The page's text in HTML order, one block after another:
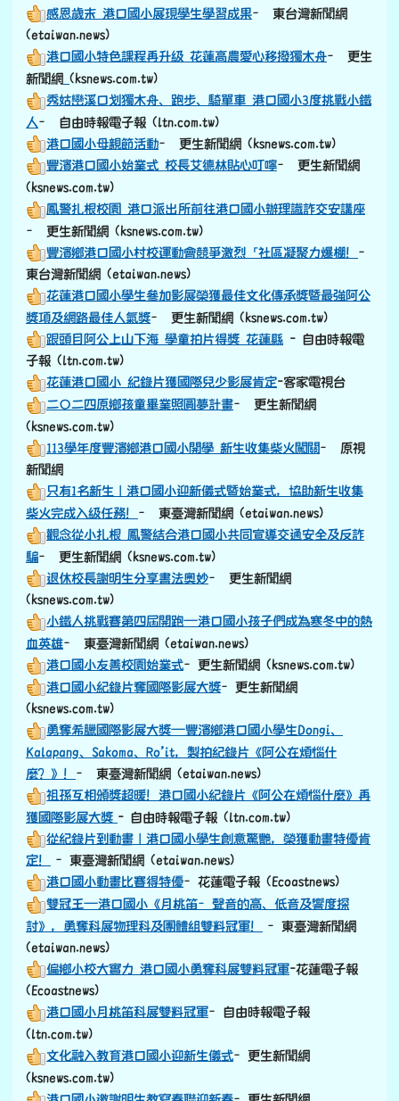
感恩歲末 港口國小展現學生學習成果– 東台灣新聞網
(etaiwan.news)
港口國小特色課程再升級 花蓮高農愛心移撥獨木舟– 更生
新聞網 link to https://old.ksnews.com.tw/v2024052007/
(ksnews.com.tw)
秀姑巒溪口划獨木舟、跑步、騎單車 港口國小3度挑戰小鐵
人– 自由時報電子報 (ltn.com.tw)
港口國小母親節活動– 更生新聞網 (ksnews.com.tw)
豐濱港口國小始業式 校長艾德林貼心叮嚀– 更生新聞網
(ksnews.com.tw)
鳳警扎根校園 港口派出所前往港口國小辦理識詐交安講座
– 更生新聞網 (ksnews.com.tw)
豐濱鄉港口國小村校運動會競爭激烈「社區凝聚力爆棚！ –
東台灣新聞網 (etaiwan.news)
花蓮港口國小學生參加影展榮獲最佳文化傳承獎暨最強阿公
獎項及網路最佳人氣獎– 更生新聞網 (ksnews.com.tw)
跟頭目阿公上山下海 學童拍片得獎 花蓮縣 - 自由時報電
子報 (ltn.com.tw)
花蓮港口國小 紀錄片獲國際兒少影展肯定-客家電視台
二〇二四原鄉孩童畢業照圓夢計畫– 更生新聞網
(ksnews.com.tw)
113學年度豐濱鄉港口國小開學 新生收集柴火闖關– 原視
新聞網
只有1名新生｜港口國小迎新儀式暨始業式，協助新生收集
柴火完成入級任務！ – 東臺灣新聞網 (etaiwan.news)
觀念從小扎根 鳳警結合港口國小共同宣導交通安全及反詐
騙– 更生新聞網 (ksnews.com.tw)
退休校長謝明生分享書法奧妙– 更生新聞網
(ksnews.com.tw)
小鐵人挑戰賽第四屆開跑—港口國小孩子們成為寒冬中的熱
血英雄– 東臺灣新聞網 (etaiwan.news)
港口國小友善校園始業式–更生新聞網 (ksnews.com.tw)
港口國小紀錄片奪國際影展大獎–更生新聞網
(ksnews.com.tw)
勇奪希臘國際影展大獎—豐濱鄉港口國小學生Dongi、
Kalapang、Sakoma、Ro’it，製拍紀錄片《阿公在煩惱什
麼？》！ – 東臺灣新聞網 (etaiwan.news)
祖孫互相頒獎超暖！港口國小紀錄片《阿公在煩惱什麼》再
獲國際影展大獎 - 自由時報電子報 (ltn.com.tw)
從紀錄片到動畫｜港口國小學生創意驚艷，榮獲動畫特優肯
定！
–東臺灣新聞網 (etaiwan.news)
港口國小動畫比賽得特優–花蓮電子報 (Ecoastnews)
雙冠王—港口國小《月桃笛–聲音的高、低音及響度探
討》，勇奪科展物理科及團體組雙料冠軍！
–東臺灣新聞網
(etaiwan.news)
偏鄉小校大實力 港口國小勇奪科展雙料冠軍-花蓮電子報
(Ecoastnews)
港口國小月桃笛科展雙料冠軍–自由時報電子報
(ltn.com.tw)
文化融入教育港口國小迎新生儀式–更生新聞網
(ksnews.com.tw)